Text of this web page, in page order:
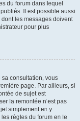
du forum dans lequel
Il est possible aussi
les messages doivent
pour plus
consultation, vous
page. Par ailleurs, si
de sujet est
la remontée n’est pas
simplement en y
règles du forum en le